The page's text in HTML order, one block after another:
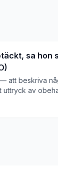
sa hon
att beskriva
uttryck av